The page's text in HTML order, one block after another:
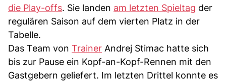
die Play-offs. Sie landen am letzten Spieltag der
regulären Saison auf dem vierten Platz in der
Tabelle.
Das Team von Trainer Andrej Stimac hatte sich
bis zur Pause ein Kopf-an-Kopf-Rennen mit den
Gastgebern geliefert. Im letzten Drittel konnte es